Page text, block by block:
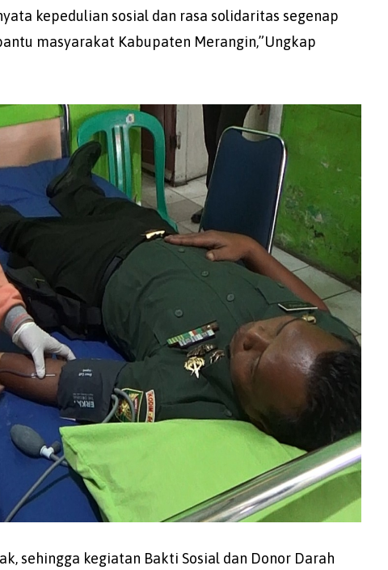
kepedulian sosial dan rasa solidaritas segenap
masyarakat Kabupaten Merangin,”Ungkap
sehingga kegiatan Bakti Sosial dan Donor Darah